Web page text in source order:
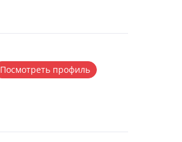
Посмотреть профиль